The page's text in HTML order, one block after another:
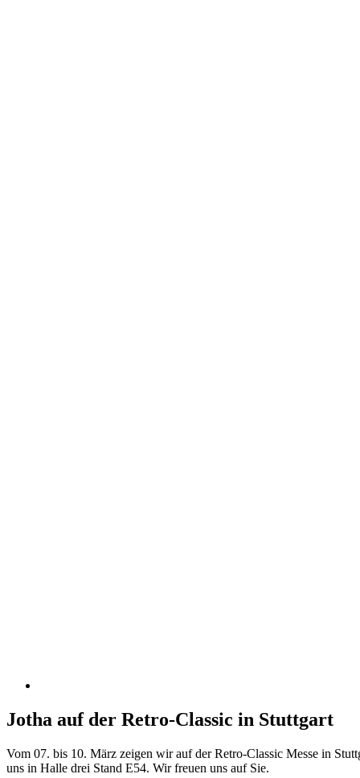
Jotha auf der Retro-Classic in Stuttgart
Vom 07. bis 10. März zeigen wir auf der Retro-Classic Messe in
uns in Halle drei Stand E54. Wir freuen uns auf Sie.